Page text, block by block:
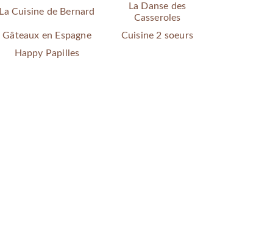
La Cuisine de Bernard
La Danse des
Casseroles
Gâteaux en Espagne
Cuisine 2 soeurs
Happy Papilles